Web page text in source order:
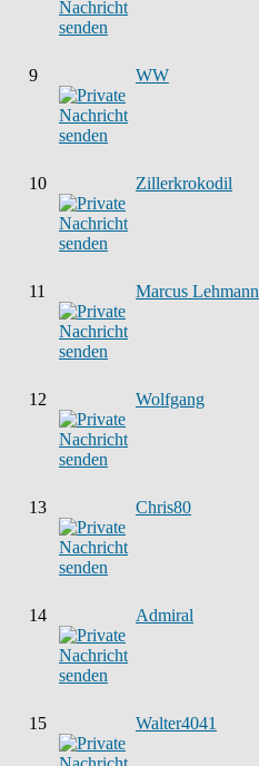
9 WW
10 Zillerkrokodil
11 Marcus Lehmann
12 Wolfgang
13 Chris80
14 Admiral
15 Walter4041